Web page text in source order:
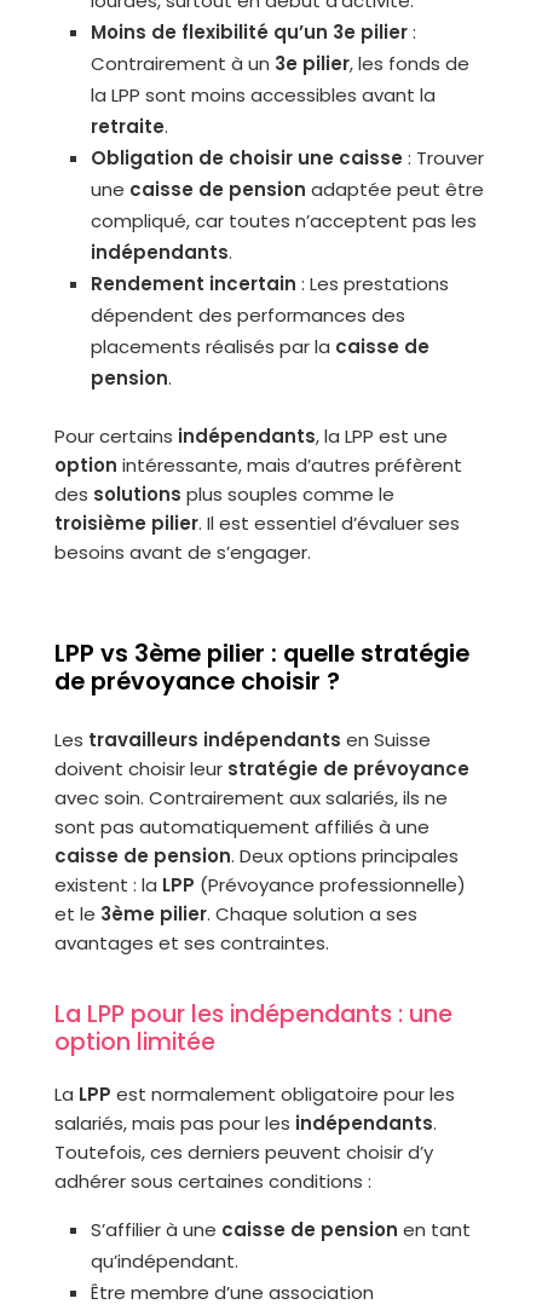
Moins de flexibilité qu’un 3e pilier:
Contrairement à un 3e pilier, les fonds de
la LPP sont moins accessibles avant la
retraite.
Obligation de choisir une caisse : Trouver
une caisse de pension adaptée peut être
compliqué, car toutes n’acceptent pas les
indépendants.
Rendement incertain : Les prestations
dépendent des performances des
placements réalisés par la caisse de
pension.
Pour certains indépendants, la LPP est une
option intéressante, mais d’autres préfèrent
des solutions plus souples comme le
troisième pilier. Il est essentiel d’évaluer ses
besoins avant de s’engager.
LPP vs 3ème pilier : quelle stratégie
de prévoyance choisir ?
Les travailleurs indépendants en Suisse
doivent choisir leur stratégie de prévoyance
avec soin. Contrairement aux salariés, ils ne
sont pas automatiquement affiliés à une
caisse de pension. Deux options principales
existent : la LPP (Prévoyance professionnelle)
et le 3ème pilier. Chaque solution a ses
avantages et ses contraintes.
La LPP pour les indépendants : une
option limitée
La LPP est normalement obligatoire pour les
salariés, mais pas pour les indépendants.
Toutefois, ces derniers peuvent choisir d’y
adhérer sous certaines conditions :
S’affilier à une caisse de pension en tant
qu’indépendant.
Être membre d’une association